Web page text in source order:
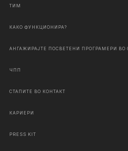
ТИМ
КАКО ФУНКЦИОНИРА?
АНГАЖИРАЈТЕ ПОСВЕТЕНИ ПРОГРАМЕРИ
ЧПП
СТАПИТЕ ВО КОНТАКТ
КАРИЕРИ
PRESS KIT